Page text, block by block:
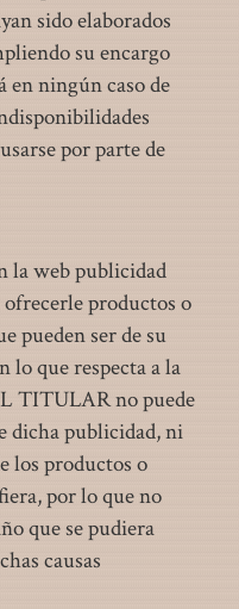
sido elaborados
su encargo
en ningún caso de
por parte de
web publicidad
productos o
pueden ser de su
lo que respecta a la
TITULAR no puede
dicha publicidad, ni
los productos o
por lo que no
que se pudiera
causas